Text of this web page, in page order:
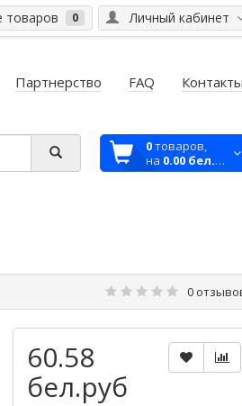
Личный кабинет
товаров 0
Партнерство FAQ Контакты
0товаров,
на 0.00 бел.руб
0
60.58
бел.руб